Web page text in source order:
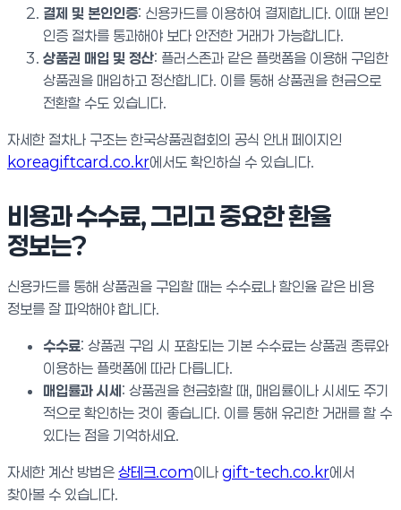
결제 및 본인인증: 신용카드를 이용하여 결제합니다. 이때 본인
인증 절차를 통과해야 보다 안전한 거래가 가능합니다.
상품권 매입 및 정산: 플러스존과 같은 플랫폼을 이용해 구입한
상품권을 매입하고 정산합니다. 이를 통해 상품권을 현금으로
전환할 수도 있습니다.
자세한 절차나 구조는 한국상품권협회의 공식 안내 페이지인
koreagiftcard.co.kr에서도 확인하실 수 있습니다.
비용과 수수료, 그리고 중요한 환율
정보는?
신용카드를 통해 상품권을 구입할 때는 수수료나 할인율 같은 비용
정보를 잘 파악해야 합니다.
수수료: 상품권 구입 시 포함되는 기본 수수료는 상품권 종류와
이용하는 플랫폼에 따라 다릅니다.
매입률과 시세: 상품권을 현금화할 때, 매입률이나 시세도 주기
적으로 확인하는 것이 좋습니다. 이를 통해 유리한 거래를 할 수
있다는 점을 기억하세요.
자세한 계산 방법은 상테크.com이나 gift-tech.co.kr에서
찾아볼 수 있습니다.